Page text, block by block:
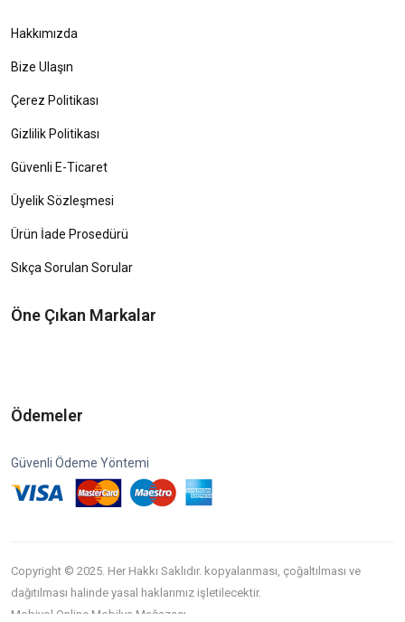
Hakkımızda
Bize Ulaşın
Çerez Politikası
Gizlilik Politikası
Güvenli E-Ticaret
Üyelik Sözleşmesi
Ürün İade Prosedürü
Sıkça Sorulan Sorular
Öne Çıkan Markalar
Ödemeler
Güvenli Ödeme Yöntemi
Copyright © 2025. Her Hakkı Saklıdır. kopyalanması, çoğaltılması ve
dağıtılması halinde yasal haklarımız işletilecektir.
Mobiyol Online Mobilya Mağazası